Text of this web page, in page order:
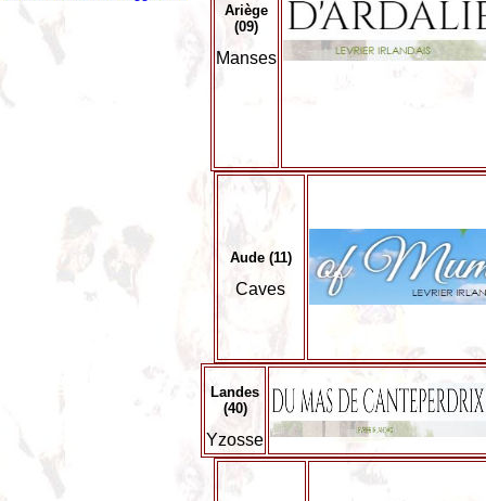
Ariège
(09)
Manses
Aude (11)
Caves
Landes
(40)
Yzosse